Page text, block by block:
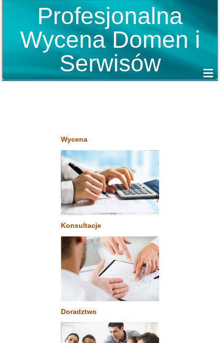
Profesjonalna
Wycena Domen i
Serwisów
Wycena
Konsultacje
Doradztwo